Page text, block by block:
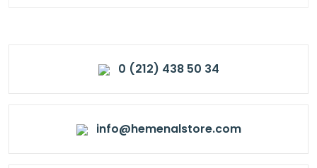
0 (212) 438 50 34
info@hemenalstore.com